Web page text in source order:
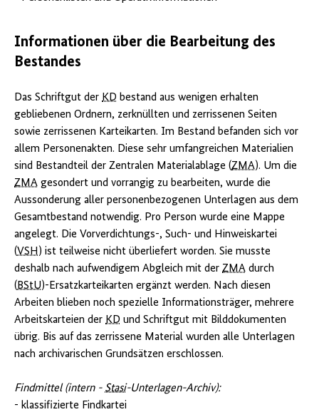
Informationen über die Bearbeitung des
Bestandes
Das Schriftgut der KD bestand aus wenigen erhalten
gebliebenen Ordnern, zerknüllten und zerrissenen Seiten
sowie zerrissenen Karteikarten. Im Bestand befanden sich vor
allem Personenakten. Diese sehr umfangreichen Materialien
sind Bestandteil der Zentralen Materialablage (ZMA). Um die
ZMA gesondert und vorrangig zu bearbeiten, wurde die
Aussonderung aller personenbezogenen Unterlagen aus dem
Gesamtbestand notwendig. Pro Person wurde eine Mappe
angelegt. Die Vorverdichtungs-, Such- und Hinweiskartei
(VSH ) ist teilweise nicht überliefert worden. Sie musste
deshalb nach aufwendigem Abgleich mit der ZMA durch
( BStU)-Ersatzkarteikarten ergänzt werden. Nach diesen
Arbeiten blieben noch spezielle Informationsträger, mehrere
Arbeitskarteien der KD und Schriftgut mit Bilddokumenten
übrig. Bis auf das zerrissene Material wurden alle Unterlagen
nach archivarischen Grundsätzen erschlossen.
Findmittel (intern - Stasi-Unterlagen-Archiv):
- klassifizierte Findkartei